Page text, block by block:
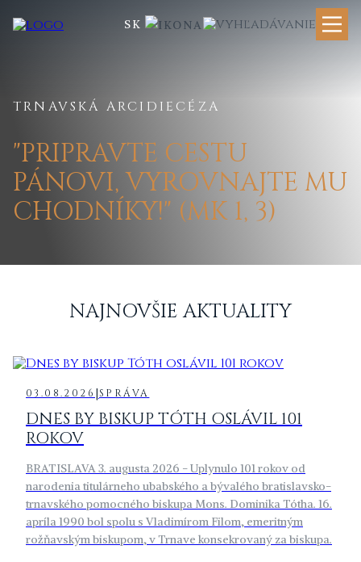
SK
TRNAVSKÁ ARCIDIECÉZA
"PRIPRAVTE CESTU
PÁNOVI, VYROVNAJTE MU
CHODNÍKY!" (MK 1, 3)
NAJNOVŠIE AKTUALITY
03.08.2026 |SPRÁVA
DNES BY BISKUP TÓTH OSLÁVIL 101
ROKOV
BRATISLAVA 3. augusta 2026 - Uplynulo 101 rokov od
narodenia titulárneho ubabského a bývalého bratislavsko-
trnavského pomocného biskupa Mons. Dominika Tótha. 16.
apríla 1990 bol spolu s Vladimírom Filom, emeritným
rožňavským biskupom, v Trnave konsekrovaný za biskupa.